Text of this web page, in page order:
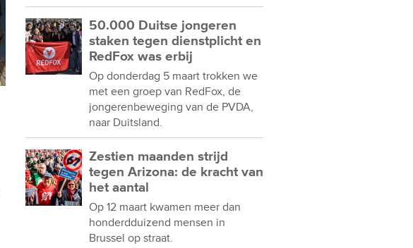
50.000 Duitse jongeren
staken tegen dienstplicht en
RedFox was erbij
Op donderdag 5 maart trokken we
met een groep van RedFox, de
jongerenbeweging van de PVDA,
naar Duitsland.
Zestien maanden strijd
tegen Arizona: de kracht van
het aantal
Op 12 maart kwamen meer dan
honderdduizend mensen in
Brussel op straat.